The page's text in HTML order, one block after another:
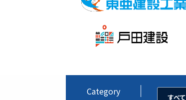
Category
すべて